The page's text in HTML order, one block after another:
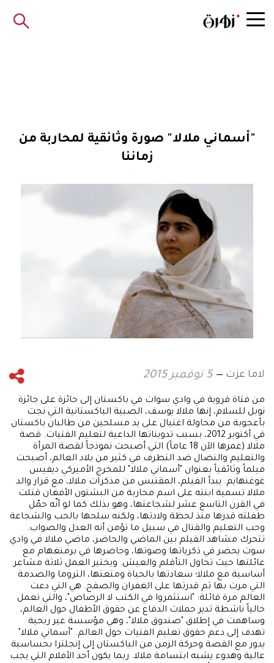
"أسماني ملالا" صورة وثائقية لمحاربة من
زماننا
لاما عزت 5 نوفمبر 2015
من فتاة قروية في وادي سوات في باكستان إلى حائزة على جائزة
نوبل للسلام، إنها ملالا يوسف، الصبية الباكستانية التي نجت
بأعجوبة من محاولة اغتيال على يد مسلحين من طالبان باكستان
في أكتوبر 2012، بسبب تدويناتها الداعية لتعليم الفتيات. قصة
ملالا (عمرها الآن 18 عاماً) التي أصبحت نموذجاً لقصة المرأة
والتعليم والنضال ضد التطرف في كثير من بلاد العالم، أصبحت
فيلماً وثائقياً بعنوان "أسماني ملالا" للمخرج الأميركي ديفيس
غوغنهايم. يبدأ الفيلم، المقتبس من مذكرات ملالا، مع قرار والد
ملالا تسمية ابنته على اسم محاربة من البشتون الأفغان قتلت
في القرن التاسع عشر لشجاعتها، وهو بذلك كما لو أنّه حمّل
طفلته قدرها منذ لحظة ولادتها، ولكنه سلحها بالحب والشجاعة
وحب التعليم والقتال في سبيل ما تؤمن أنه العدل والصواب.
تتحرك مشاهد الفيلم بين الماضي والحاضر، ماضي ملالا في وادي
سوت يحضر في ذكرياتها وصوتها، وحاضرها في برمنغهام مع
عائلتها حيث تحاول التأقلم والعيش. ويختير العمل ثلاثة مشاعر
أساسية مع ملالا؛ سعادتها بالحياة ومتعتها، التروما والصدمة
التي مرت بها ثم قدرتها على الغفران والصفح. هي التي دعت
العالم مرة قائلة: "استثمروا في الكتب لا الرصاص"، والتي تعمل
حالياً ناشطة تدير حملات الدفاع عن حقوق الأطفال حول العالم،
وساهمت في إطلاق "صندوق ملالا"، وهي مؤسسة غير ربحية
تهدف إلى دعم حقوق تعليم الفتيات حول العالم. "أسماني ملالا"
يدور مع القصة وحركة الزمن من الباكستان إلى إنجلترا بحساسية
عالية وهدوء يشبه ابتسامة ملالا. ربما يكون أحد الأفلام التي يجب